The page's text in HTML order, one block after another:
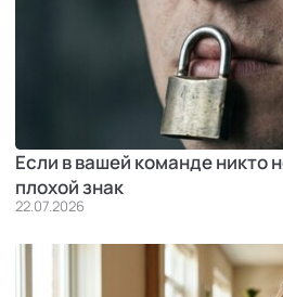
Если в вашей команде никто
плохой знак
22.07.2026